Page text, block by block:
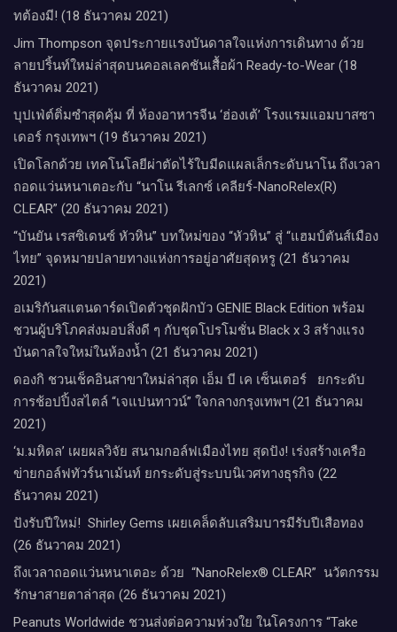
ทต้องมี! (18 ธันวาคม 2021)
Jim Thompson จุดประกายแรงบันดาลใจแห่งการเดินทาง ด้วย
ลายปริ้นท์ใหม่ล่าสุดบนคอลเลคชันเสื้อผ้า Ready-to-Wear (18
ธันวาคม 2021)
บุปเฟ่ต์ติ่มซำสุดคุ้ม ที่ ห้อง​อาหารจีน​ ‘ฮ่องเต้’ โรงแรม​แอม​บาส​ซา​
เดอร์​ กรุงเทพฯ​ (19 ธันวาคม 2021)
เปิดโลกด้วย เทคโนโลยีผ่าตัดไร้ใบมีดแผลเล็กระดับนาโน ถึงเวลา
ถอดแว่นหนาเตอะกับ “นาโน รีเลกซ์ เคลียร์-NanoRelex(R)
CLEAR” (20 ธันวาคม 2021)
“บันยัน เรสซิเดนซ์ หัวหิน” บทใหม่ของ “หัวหิน” สู่ “แฮมป์ตันส์เมือง
ไทย” จุดหมายปลายทางแห่งการอยู่อาศัยสุดหรู (21 ธันวาคม
2021)
อเมริกันสแตนดาร์ดเปิดตัวชุดฝักบัว GENIE Black Edition พร้อม
ชวนผู้บริโภคส่งมอบสิ่งดี ๆ กับชุดโปรโมชั่น Black x 3 สร้างแรง
บันดาลใจใหม่ในห้องน้ำ (21 ธันวาคม 2021)
ดองกิ ชวนเช็คอินสาขาใหม่ล่าสุด เอ็ม บี เค เซ็นเตอร์ ยกระดับ
การช้อปปิ้งสไตล์ “เจแปนทาวน์” ใจกลางกรุงเทพฯ (21 ธันวาคม
2021)
‘ม.มหิดล’ เผยผลวิจัย สนามกอล์ฟเมืองไทย สุดปัง! เร่งสร้างเครือ
ข่ายกอล์ฟทัวร์นาเม้นท์ ยกระดับสู่ระบบนิเวศทางธุรกิจ (22
ธันวาคม 2021)
ปังรับปีใหม่​! ​ Shirley Gems เผยเคล็ดลับ​เสริมบารมีรับปีเสือทอง
(26 ธันวาคม 2021)
ถึงเวลาถอดแว่นหนาเตอะ ด้วย “NanoRelex® CLEAR” นวัตกรรม
รักษาสายตาล่าสุด (26 ธันวาคม 2021)
Peanuts Worldwide ชวนส่งต่อความห่วงใย​ ​ในโครงการ “Take